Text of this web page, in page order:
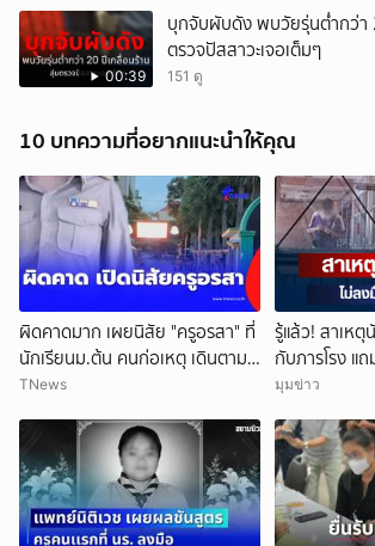
00:39
บุกจับผับดัง พบวัยรุ่นต่ำกว่า
ตรวจปัสสาวะเจอเต็มๆ
151 ดู
10 บทความที่อยากแนะนำให้คุณ
ผิดคาดมาก เผยนิสัย "ครูอรสา" ที่
นักเรียนม.ต้น คนก่อเหตุ เดินตาม
หา
TNews
รู้แล้ว! สาเหตุ
กับภารโรง แ
มุมข่าว